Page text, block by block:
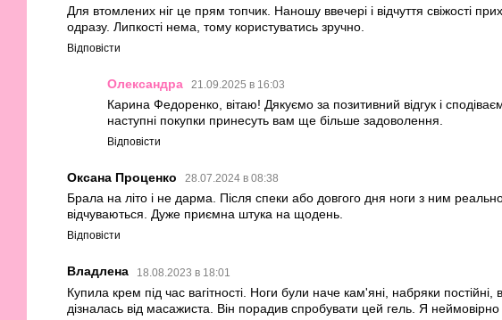
Для втомлених ніг це прям топчик. Наношу ввечері і відчуття свіжості
одразу. Липкості нема, тому користуватись зручно.
Відповісти
Олександра 21.09.2025 в 16:03
Карина Федоренко, вітаю! Дякуємо за позитивний відгук і
наступні покупки принесуть вам ще більше задоволення.
Відповісти
Оксана Проценко 28.07.2024 в 08:38
Брала на літо і не дарма. Після спеки або довгого дня ноги з ним
відчуваються. Дуже приємна штука на щодень.
Відповісти
Владлена 18.08.2023 в 18:01
Купила крем під час вагітності. Ноги були наче кам'яні, набряки постійні,
дізналась від масажиста. Він порадив спробувати цей гель. Я